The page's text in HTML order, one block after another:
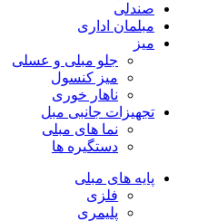
صندلی
مبلمان اداری
میز
جلو مبلی و عسلی
میز کنسول
ناهار خوری
تجهیزات جانبی مبل
نما های مبلی
دستگیره ها
پایه های مبلی
فلزی
پلیمری